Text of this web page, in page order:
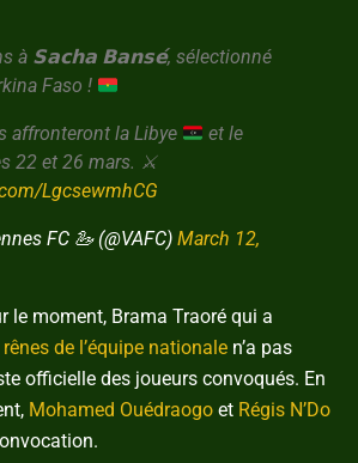
à 𝗦𝗮𝗰𝗵𝗮 𝗕𝗮𝗻𝘀𝗲́, sélectionné
Faso !
affronteront la Libye
et le
22 et 26 mars. ⚔️
LgcsewmhCG
FC 🦢 (@VAFC) March 12,
le moment, Brama Traoré qui a
de l’équipe nationale n’a pas
officielle des joueurs convoqués. En
Mohamed Ouédraogo et Régis N’Do